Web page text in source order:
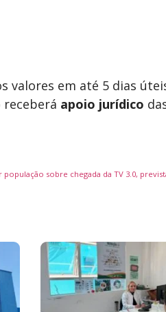
valores em até 5 dias
receberá apoio jurídico
sobre chegada da TV 3.0,